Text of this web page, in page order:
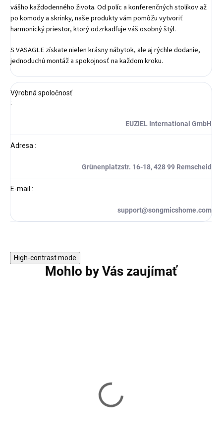
vášho každodenného života. Od políc a konferenčných stolíkov až
po komody a skrinky, naše produkty vám pomôžu vytvoriť
harmonický priestor, ktorý odzrkadľuje váš osobný štýl.
S VASAGLE získate nielen krásny nábytok, ale aj rýchle dodanie,
jednoduchú montáž a spokojnosť na každom kroku.
Výrobná spoločnosť
:
EUZIEL International GmbH
Adresa :
Grünenplatzstr. 16-18, 428 99 Remscheid
E-mail :
support@songmicshome.com
High-contrast mode
Mohlo by Vás zaujímať